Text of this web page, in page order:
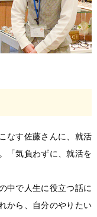
なす佐藤さんに、就活
「気負わずに、就活を
中で人生に役立つ話に
から、自分のやりたい